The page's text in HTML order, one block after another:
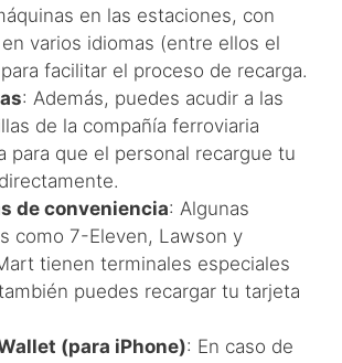
en las estaciones, con
varios idiomas (entre ellos el
facilitar el proceso de recarga.
: Además, puedes acudir a las
de la compañía ferroviaria
para que el personal recargue tu
de conveniencia: Algunas
como 7-Eleven, Lawson y
tienen terminales especiales
puedes recargar tu tarjeta
(para iPhone): En caso de